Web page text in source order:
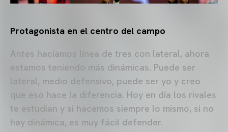
Protagonista en el centro del campo
Antes hacíamos línea de tres con lateral, ahora
estamos teniendo más dinámicas. Puede ser
lateral, medio defensivo, puede ser yo y creo
que eso hace la diferencia. Hoy en día los rivales
te estudian y si hacemos siempre lo mismo, si no
hay dinámica, es muy fácil defender.